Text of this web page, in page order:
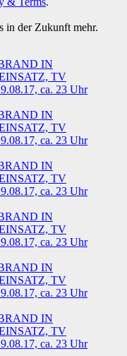
in der Zukunft mehr.